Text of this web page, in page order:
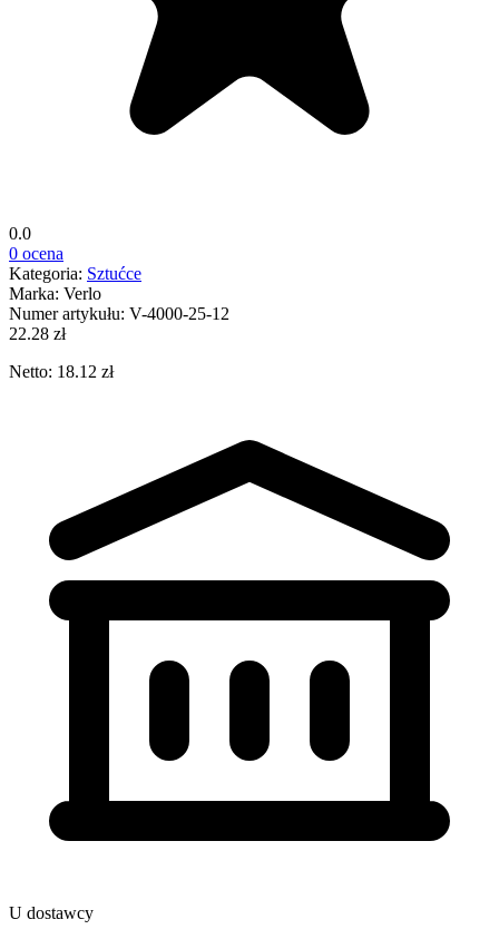
0.0
0 ocena
Kategoria: Sztućce
Marka: Verlo
Numer artykułu: V-4000-25-12
22.28 zł
Netto: 18.12 zł
U dostawcy